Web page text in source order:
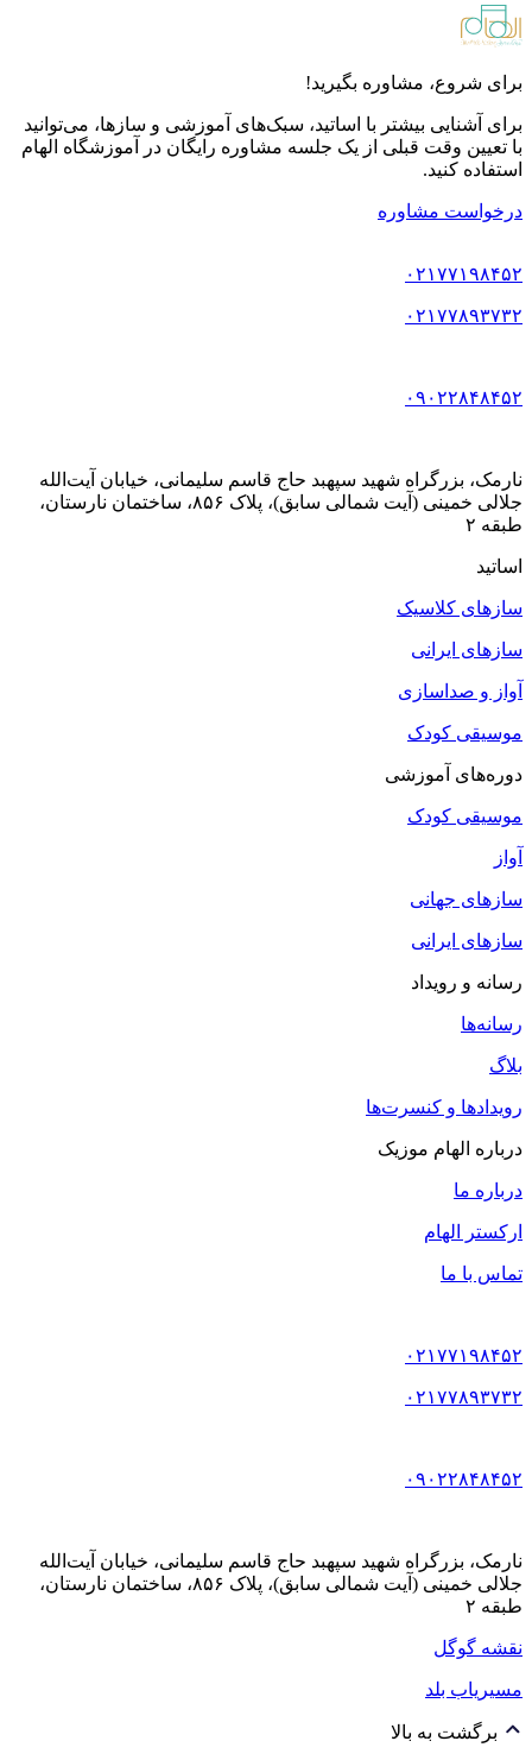
برای شروع، مشاوره بگیرید!
برای آشنایی بیشتر با اساتید، سبک‌های آموزشی و سازها، می‌توانید
با تعیین وقت قبلی از یک جلسه مشاوره رایگان در آموزشگاه الهام
استفاده کنید.
درخواست مشاوره
۰۲۱۷۷۱۹۸۴۵۲
۰۲۱۷۷۸۹۳۷۳۲
۰۹۰۲۲۸۴۸۴۵۲
نارمک، بزرگراه شهید سپهبد حاج قاسم سلیمانی، خیابان آیت‌الله
جلالی خمینی (آیت شمالی سابق)، پلاک ۸۵۶، ساختمان نارستان،
طبقه ۲
اساتید
سازهای کلاسیک
سازهای ایرانی
آواز و صداسازی
موسیقی کودک
دوره‌های آموزشی
موسیقی کودک
آواز
سازهای جهانی
سازهای ایرانی
رسانه و رویداد
رسانه‌ها
بلاگ
رویدادها و کنسرت‌ها
درباره الهام موزیک
درباره ما
ارکستر الهام
تماس با ما
۰۲۱۷۷۱۹۸۴۵۲
۰۲۱۷۷۸۹۳۷۳۲
۰۹۰۲۲۸۴۸۴۵۲
نارمک، بزرگراه شهید سپهبد حاج قاسم سلیمانی، خیابان آیت‌الله
جلالی خمینی (آیت شمالی سابق)، پلاک ۸۵۶، ساختمان نارستان،
طبقه ۲
نقشه گوگل
مسیریاب بلد
برگشت به بالا